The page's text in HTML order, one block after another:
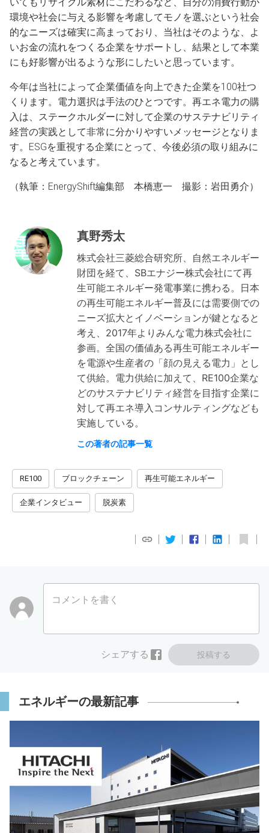
環境や社会に与える影響を考慮してモノを選ぶという社会
的なニーズは確実に高まっており、当社はそのような、よ
いお金の流れをつくる企業をサポートし、結果として本業
にも好影響が出るような形にしたいと思っています。
今年は当社によって企業価値を向上できた企業を100社つ
くります。電力選択は手法のひとつです。再エネ電力の購
入は、ステークホルダーに対して企業のサステナビリティ
経営の実践として非常に分かりやすいメッセージとなりま
す。ESGを重視する企業にとって、今後必須の取り組みに
なると考えています。
（執筆：EnergyShift編集部 本橋恵一 撮影：岩田勇介）
真野秀太
株式会社三菱総合研究所、自然エネルギー
財団を経て、SBエナジー株式会社にて再
生可能エネルギー発電事業に携わる。日本
の再生可能エネルギー普及には需要側での
ニーズ拡大とイノベーションが鍵となると
考え、2017年よりみんな電力株式会社に
参画。全国の価値ある再生可能エネルギー
を電源や生産者の「顔の見える電力」とし
て供給。電力供給に加えて、RE100企業な
どのサステナビリティ経営を目指す企業に
対して再エネ導入コンサルティングなども
実施している。
この著者の記事一覧
RE100 ブロックチェーン 再生可能エネルギー
企業インタビュー 脱炭素
コメントを書く
投稿する
シェアする
エネルギーの最新記事